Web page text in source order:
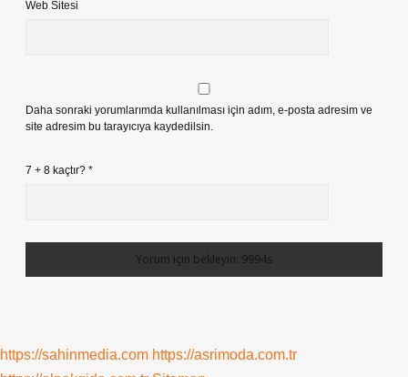
Web Sitesi
Daha sonraki yorumlarımda kullanılması için adım, e-posta adresim ve
site adresim bu tarayıcıya kaydedilsin.
7 + 8 kaçtır? *
https://sahinmedia.com https://asrimoda.com.tr